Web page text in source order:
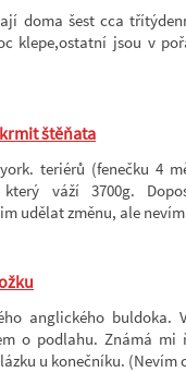
doma šest cca
klepe,ostatní jsou v
štěňata
teriérů (fenečku 4
váží 3700g.
udělat změnu, ale
anglického buldoka.
o podlahu. Známá mi
u konečníku. (Nevím